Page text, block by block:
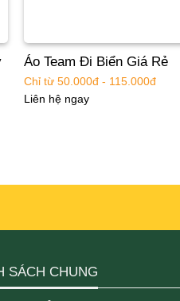
Áo Team Đi Biển Giá Rẻ
Chỉ từ 50.000đ - 115.000đ
Liên hệ ngay
SÁCH CHUNG